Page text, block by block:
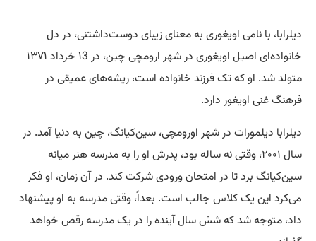
دیلرابا، با نامی اویغوری به معنای زیبای دوست‌داشتنی، در دل
خانواده‌ای اصیل اویغوری در شهر ارومچی چین، در ۱3 خرداد ۱۳۷۱
متولد شد. او که تک فرزند خانواده است، ریشه‌های عمیقی در
فرهنگ غنی اویغور دارد.
دیلرابا دیلمورات در شهر اورومچی، سین‌کیانگ، چین به دنیا آمد. در
سال ۲۰۰۱، وقتی نه ساله بود، پدرش او را به مدرسه هنر میانه
سین‌کیانگ برد تا در امتحان ورودی شرکت کند. در آن زمان، او فکر
می‌کرد این یک کلاس جالب است. بعداً، وقتی مدرسه به او پیشنهاد
داد، متوجه شد که شش سال آینده را در یک مدرسه رقص خواهد